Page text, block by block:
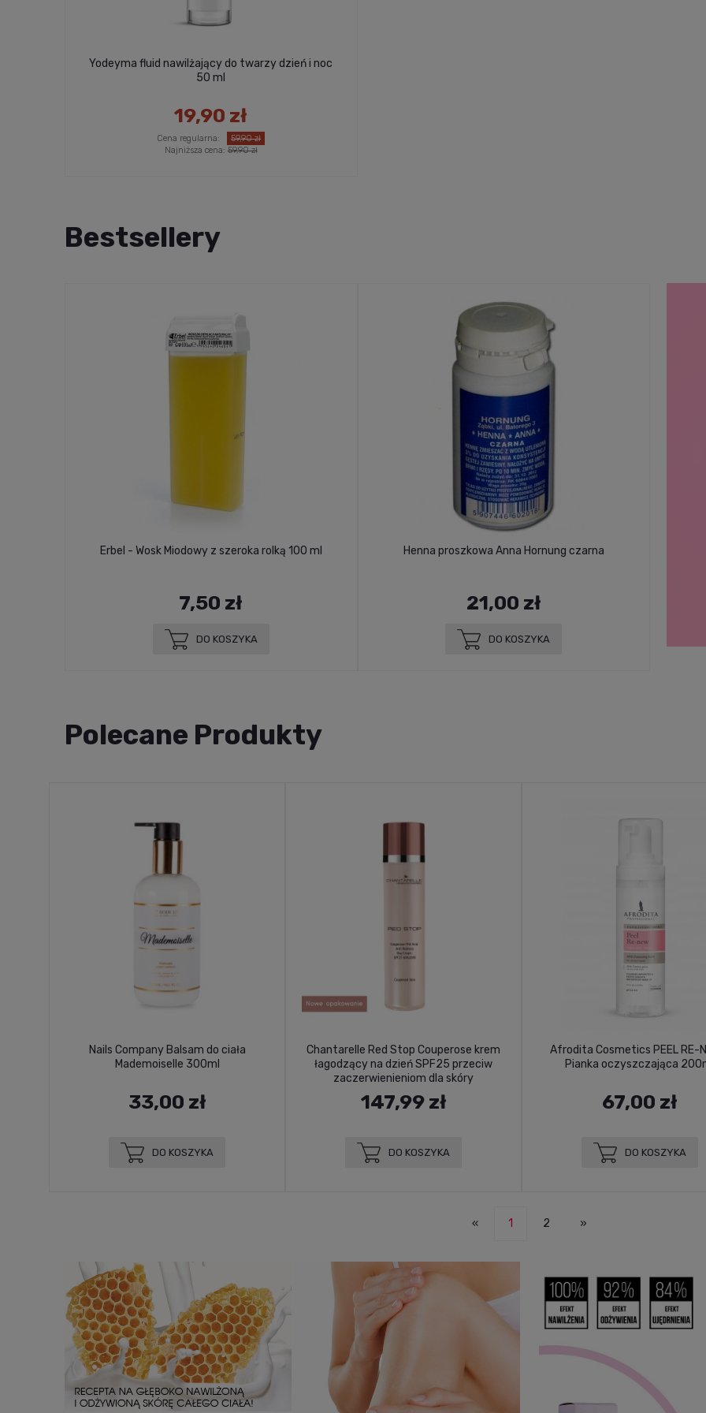
Yodeyma fluid nawilżający do twarzy dzień i noc
50 ml
19,90 zł
Cena regularna:
59,90 zł
Najniższa cena: 59,90 zł
Bestsellery
Erbel - Wosk Miodowy z szeroka rolką 100 ml
7,50 zł
DO KOSZYKA
Henna proszkowa Anna Hornung czarna
21,00 zł
DO KOSZYKA
Polecane Produkty
Nails Company Balsam do ciała
Mademoiselle 300ml
33,00 zł
DO KOSZYKA
Chantarelle Red Stop Couperose krem
łagodzący na dzień SPF25 przeciw
zaczerwienieniom dla skóry
naczynkowej 50ml
147,99 zł
DO KOSZYKA
Afrodita Cosmetics PEEL RE-
Pianka oczyszczająca
67,00 zł
DO KOSZYKA
« 1 2 »